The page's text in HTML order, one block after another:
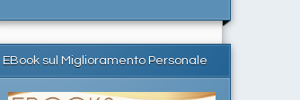
EBook sul Miglioramento Personale